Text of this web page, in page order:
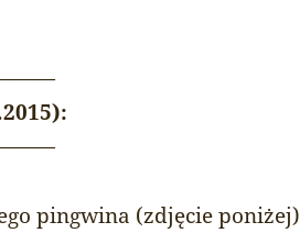
pingwina (zdjęcie poniżej)